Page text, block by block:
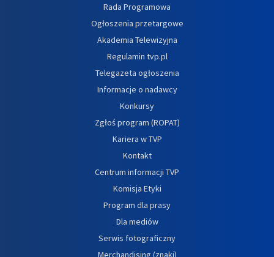
Rada Programowa
Ogłoszenia przetargowe
Akademia Telewizyjna
Regulamin tvp.pl
Telegazeta ogłoszenia
Informacje o nadawcy
Konkursy
Zgłoś program (ROPAT)
Kariera w TVP
Kontakt
Centrum informacji TVP
Komisja Etyki
Program dla prasy
Dla mediów
Serwis fotograficzny
Merchandising (znaki)